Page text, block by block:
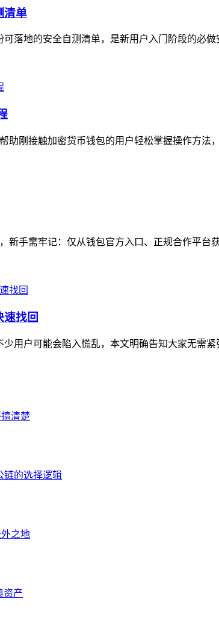
清单
落地的安全自测清单，是新用户入门阶段的必
助刚接触加密货币钱包的用户轻松掌握操作方
新手需牢记：仅从钱包官方入口、正规合作平
找回
用户可能会陷入慌乱，本文明确告知大家无需